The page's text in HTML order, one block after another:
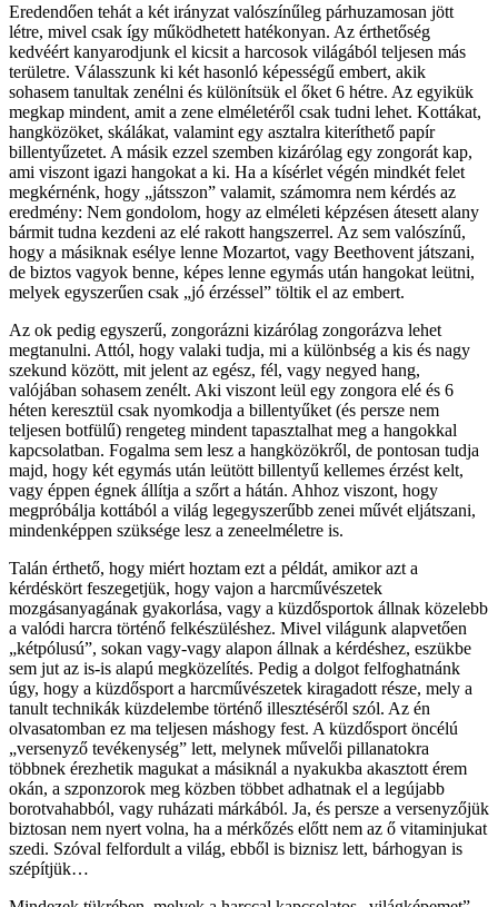
Eredendően tehát a két irányzat valószínűleg párhuzamosan jött
létre, mivel csak így működhetett hatékonyan. Az érthetőség
kedvéért kanyarodjunk el kicsit a harcosok világából teljesen más
területre. Válasszunk ki két hasonló képességű embert, akik
sohasem tanultak zenélni és különítsük el őket 6 hétre. Az egyikük
megkap mindent, amit a zene elméletéről csak tudni lehet. Kottákat,
hangközöket, skálákat, valamint egy asztalra kiteríthető papír
billentyűzetet. A másik ezzel szemben kizárólag egy zongorát kap,
ami viszont igazi hangokat a ki. Ha a kísérlet végén mindkét felet
megkérnénk, hogy „játsszon” valamit, számomra nem kérdés az
eredmény: Nem gondolom, hogy az elméleti képzésen átesett alany
bármit tudna kezdeni az elé rakott hangszerrel. Az sem valószínű,
hogy a másiknak esélye lenne Mozartot, vagy Beethovent játszani,
de biztos vagyok benne, képes lenne egymás után hangokat leütni,
melyek egyszerűen csak „jó érzéssel” töltik el az embert.
Az ok pedig egyszerű, zongorázni kizárólag zongorázva lehet
megtanulni. Attól, hogy valaki tudja, mi a különbség a kis és nagy
szekund között, mit jelent az egész, fél, vagy negyed hang,
valójában sohasem zenélt. Aki viszont leül egy zongora elé és 6
héten keresztül csak nyomkodja a billentyűket (és persze nem
teljesen botfülű) rengeteg mindent tapasztalhat meg a hangokkal
kapcsolatban. Fogalma sem lesz a hangközökről, de pontosan tudja
majd, hogy két egymás után leütött billentyű kellemes érzést kelt,
vagy éppen égnek állítja a szőrt a hátán. Ahhoz viszont, hogy
megpróbálja kottából a világ legegyszerűbb zenei művét eljátszani,
mindenképpen szüksége lesz a zeneelméletre is.
Talán érthető, hogy miért hoztam ezt a példát, amikor azt a
kérdéskört feszegetjük, hogy vajon a harcművészetek
mozgásanyagának gyakorlása, vagy a küzdősportok állnak közelebb
a valódi harcra történő felkészüléshez. Mivel világunk alapvetően
„kétpólusú”, sokan vagy-vagy alapon állnak a kérdéshez, eszükbe
sem jut az is-is alapú megközelítés. Pedig a dolgot felfoghatnánk
úgy, hogy a küzdősport a harcművészetek kiragadott része, mely a
tanult technikák küzdelembe történő illesztéséről szól. Az én
olvasatomban ez ma teljesen máshogy fest. A küzdősport öncélú
„versenyző tevékenység” lett, melynek művelői pillanatokra
többnek érezhetik magukat a másiknál a nyakukba akasztott érem
okán, a szponzorok meg közben többet adhatnak el a legújabb
borotvahabból, vagy ruházati márkából. Ja, és persze a versenyzőjük
biztosan nem nyert volna, ha a mérkőzés előtt nem az ő vitaminjukat
szedi. Szóval felfordult a világ, ebből is biznisz lett, bárhogyan is
szépítjük…